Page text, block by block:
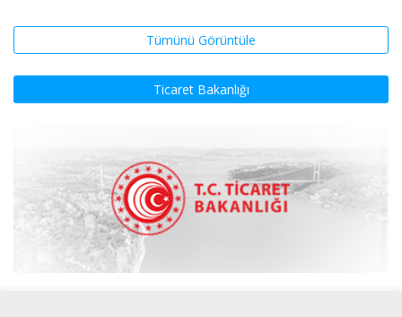
Tümünü Görüntüle
Ticaret Bakanlığı